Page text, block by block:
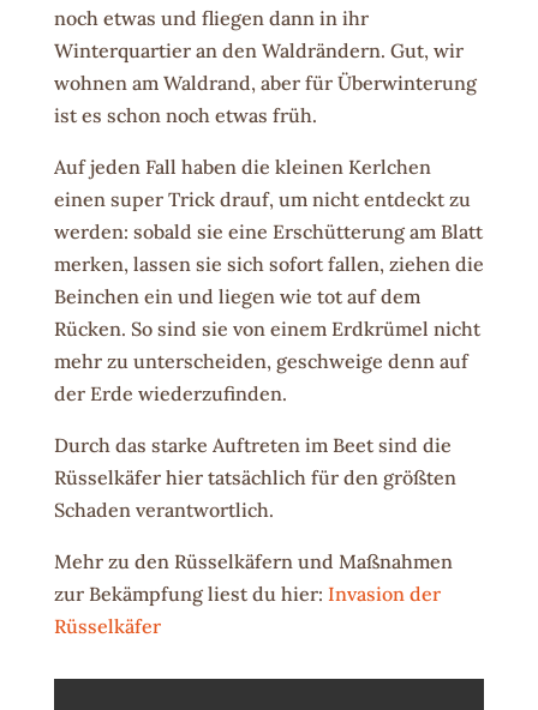
noch etwas und fliegen dann in ihr
Winterquartier an den Waldrändern. Gut, wir
wohnen am Waldrand, aber für Überwinterung
ist es schon noch etwas früh.
Auf jeden Fall haben die kleinen Kerlchen
einen super Trick drauf, um nicht entdeckt zu
werden: sobald sie eine Erschütterung am Blatt
merken, lassen sie sich sofort fallen, ziehen die
Beinchen ein und liegen wie tot auf dem
Rücken. So sind sie von einem Erdkrümel nicht
mehr zu unterscheiden, geschweige denn auf
der Erde wiederzufinden.
Durch das starke Auftreten im Beet sind die
Rüsselkäfer hier tatsächlich für den größten
Schaden verantwortlich.
Mehr zu den Rüsselkäfern und Maßnahmen
zur Bekämpfung liest du hier: Invasion der
Rüsselkäfer